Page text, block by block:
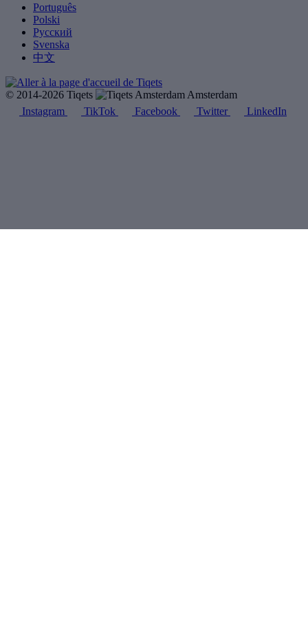
Português
Polski
Русский
Svenska
中文
© 2014-2026 Tiqets
Amsterdam
Instagram
TikTok Facebook Twitter LinkedIn